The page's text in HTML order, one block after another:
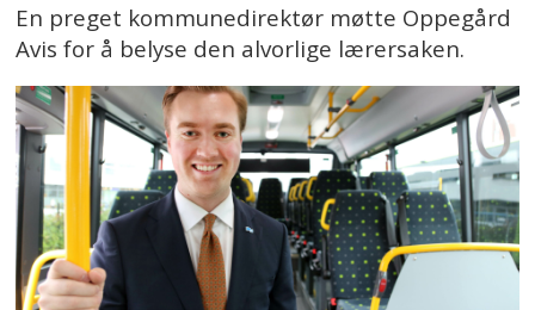
En preget kommunedirektør møtte Oppegård
Avis for å belyse den alvorlige lærersaken.